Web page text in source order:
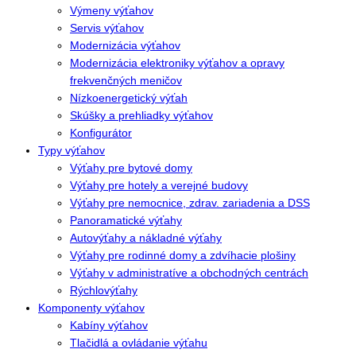
Výmeny výťahov
Servis výťahov
Modernizácia výťahov
Modernizácia elektroniky výťahov a opravy
frekvenčných meničov
Nízkoenergetický výťah
Skúšky a prehliadky výťahov
Konfigurátor
Typy výťahov
Výťahy pre bytové domy
Výťahy pre hotely a verejné budovy
Výťahy pre nemocnice, zdrav. zariadenia a DSS
Panoramatické výťahy
Autovýťahy a nákladné výťahy
Výťahy pre rodinné domy a zdvíhacie plošiny
Výťahy v administratíve a obchodných centrách
Rýchlovýťahy
Komponenty výťahov
Kabíny výťahov
Tlačidlá a ovládanie výťahu